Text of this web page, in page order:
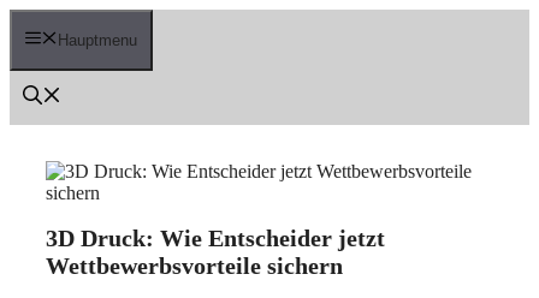
Zum
Inhalt Hauptmenu
3D Druck: Wie Entscheider jetzt
Wettbewerbsvorteile sichern